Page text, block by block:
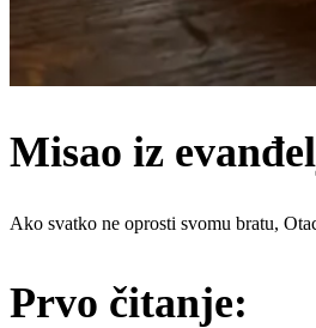
Misao iz
Ako svatko ne oprosti svomu bratu,
Prvo čitanje: